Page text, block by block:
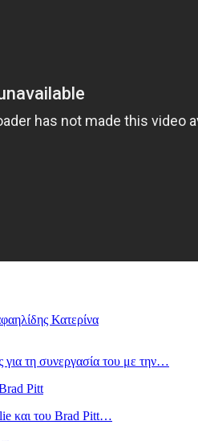
για τη συνεργασία του με την…
και του Brad Pitt…